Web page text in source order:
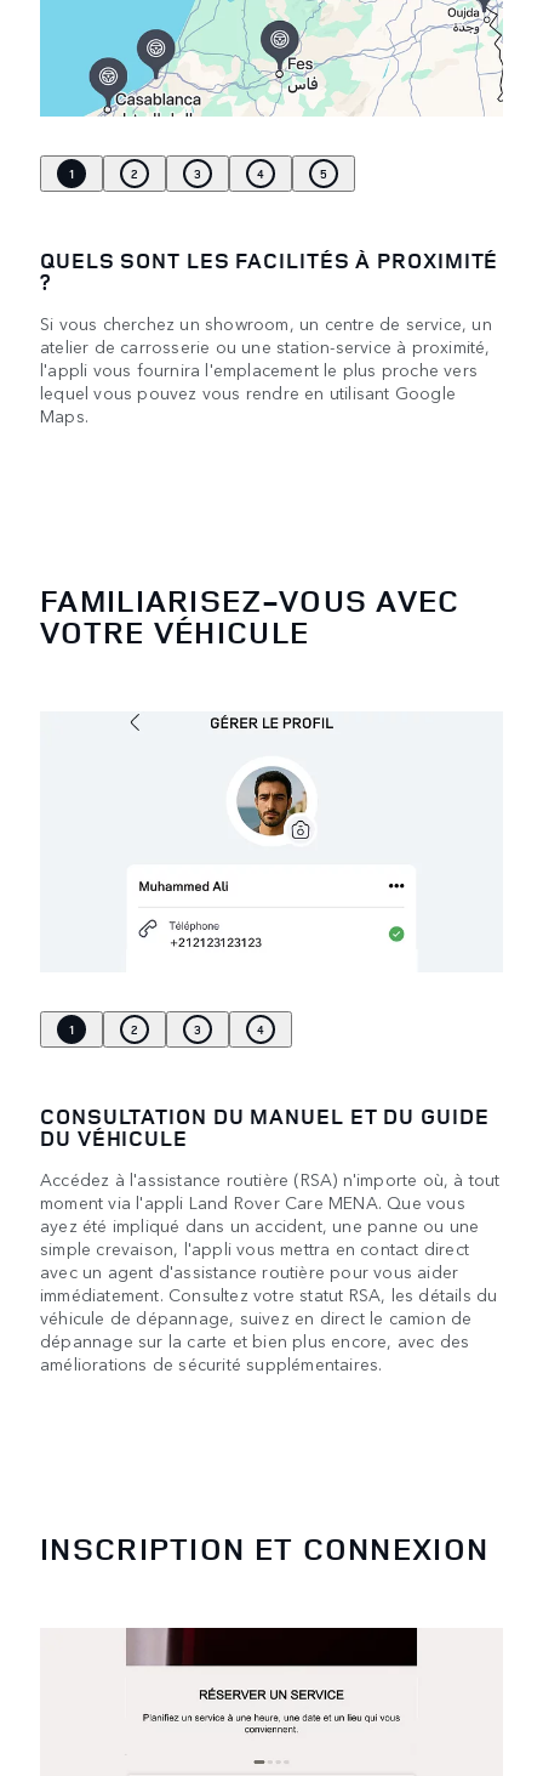
1 2 3 4 5
QUELS SONT LES FACILITÉS À PROXIMITÉ
?
Si vous cherchez un showroom, un centre de service, un
atelier de carrosserie ou une station-service à proximité,
l'appli vous fournira l'emplacement le plus proche vers
lequel vous pouvez vous rendre en utilisant Google
Maps.
FAMILIARISEZ-VOUS AVEC
VOTRE VÉHICULE
1 2 3 4
CONSULTATION DU MANUEL ET DU GUIDE
DU VÉHICULE
Accédez à l'assistance routière (RSA) n'importe où, à tout
moment via l'appli Land Rover Care MENA. Que vous
ayez été impliqué dans un accident, une panne ou une
simple crevaison, l'appli vous mettra en contact direct
avec un agent d'assistance routière pour vous aider
immédiatement. Consultez votre statut RSA, les détails du
véhicule de dépannage, suivez en direct le camion de
dépannage sur la carte et bien plus encore, avec des
améliorations de sécurité supplémentaires.
INSCRIPTION ET CONNEXION